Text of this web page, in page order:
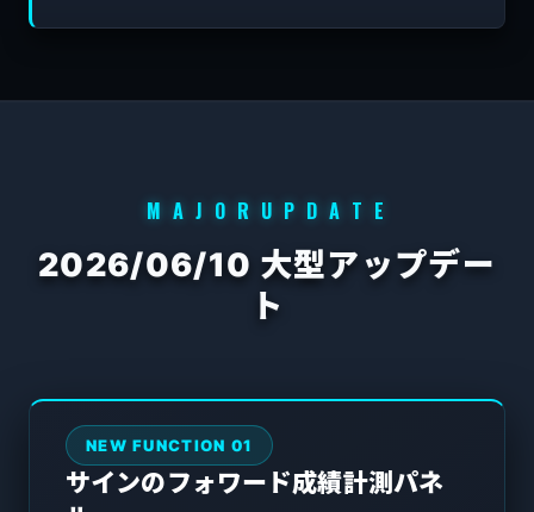
M A J O R U P D A T E
2026/06/10 大型アップデー
ト
NEW FUNCTION 01
サインのフォワード成績計測パネ